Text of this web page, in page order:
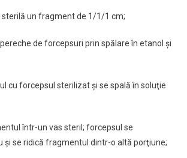
sterilă un fragment de 1/1/1 cm;
de forcepsuri prin spălare în etanol şi
cu forcepsul sterilizat şi se spală în soluţie
într-un vas steril; forcepsul se
şi se ridică fragmentul dintr-o altă porţiune;